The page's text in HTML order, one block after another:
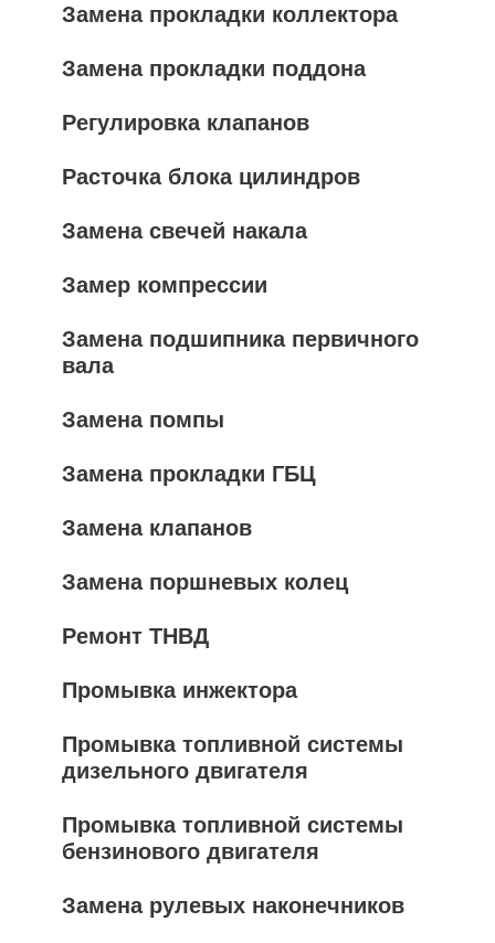
Замена прокладки коллектора
Замена прокладки поддона
Регулировка клапанов
Расточка блока цилиндров
Замена свечей накала
Замер компрессии
Замена подшипника первичного
вала
Замена помпы
Замена прокладки ГБЦ
Замена клапанов
Замена поршневых колец
Ремонт ТНВД
Промывка инжектора
Промывка топливной системы
дизельного двигателя
Промывка топливной системы
бензинового двигателя
Замена рулевых наконечников